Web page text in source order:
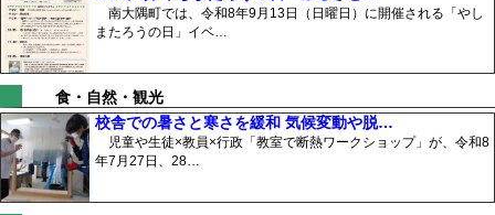
南大隅町では、令和8年9月13日（日曜日）に開催される「やし
またろうの日」イベ…
食・自然・観光
校舎での暑さと寒さを緩和 気候変動や脱…
児童や生徒×教員×行政「教室で断熱ワークショップ」が、令和8
年7月27日、28…